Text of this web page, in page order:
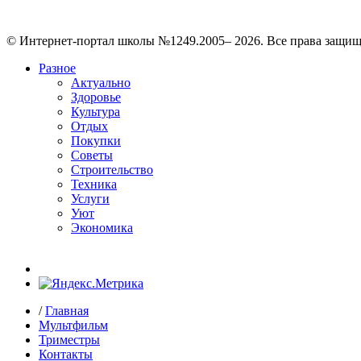
© Интернет-портал школы №1249.2005– 2026. Все права
Разное
Актуально
Здоровье
Культура
Отдых
Покупки
Советы
Строительство
Техника
Услуги
Уют
Экономика
/Главная
Мультфильм
Триместры
Контакты